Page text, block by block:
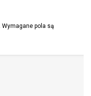
Wymagane pola są